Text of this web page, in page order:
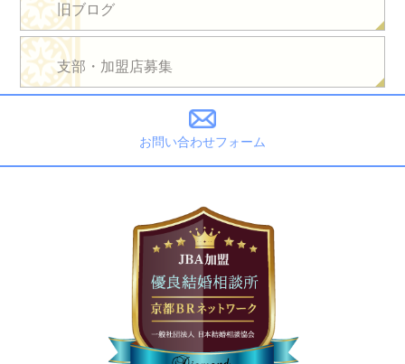
旧ブログ
支部・加盟店募集
お問い合わせフォーム